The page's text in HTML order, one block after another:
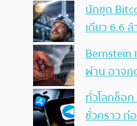
นักขุด
เดียว 6.6
Bernstein
ผ่าน อาจก
ทั่วโลกช็อ
ชั่วคราว ก่